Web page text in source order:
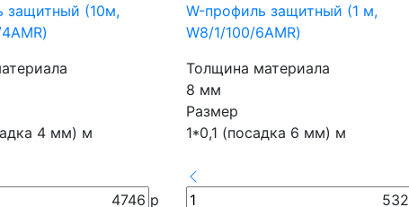
защитный (10м,
4 мм) м
4746 р
W-профиль защитный (1 м,
W8/1/100/6AMR)
Толщина материала
8 мм
Размер
1*0,1 (посадка 6 мм) м
532